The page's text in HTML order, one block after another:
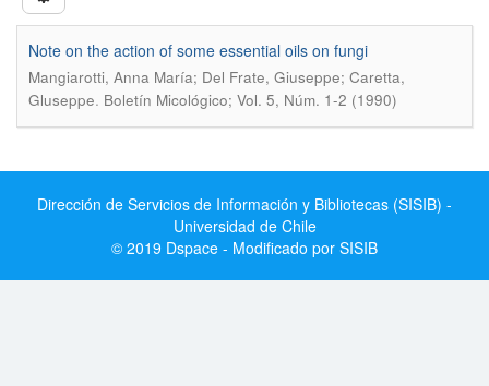
Note on the action of some essential oils on fungi
Mangiarotti, Anna María; Del Frate, Giuseppe; Caretta,
Gluseppe. Boletín Micológico; Vol. 5, Núm. 1-2 (1990)
Dirección de Servicios de Información y Bibliotecas (SISIB) -
Universidad de Chile
© 2019 Dspace - Modificado por SISIB